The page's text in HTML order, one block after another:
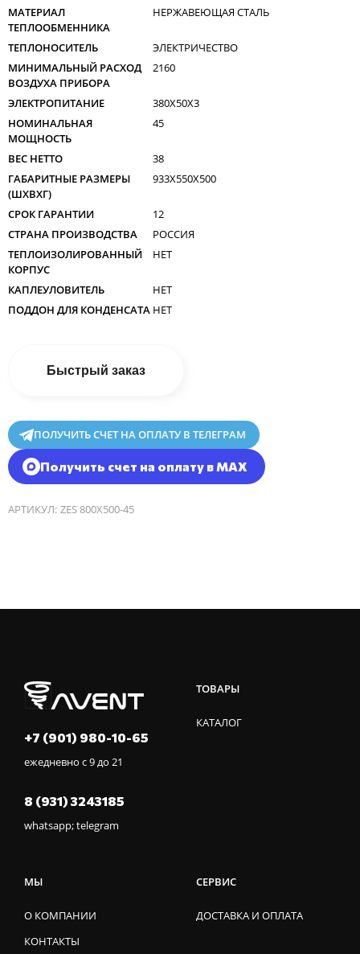
МАТЕРИАЛ
ТЕПЛООБМЕННИКА
НЕРЖАВЕЮЩАЯ СТАЛЬ
ТЕПЛОНОСИТЕЛЬ
ЭЛЕКТРИЧЕСТВО
МИНИМАЛЬНЫЙ РАСХОД
ВОЗДУХА ПРИБОРА
2160
ЭЛЕКТРОПИТАНИЕ
380X50X3
НОМИНАЛЬНАЯ
МОЩНОСТЬ
45
ВЕС НЕТТО
38
ГАБАРИТНЫЕ РАЗМЕРЫ
(ШXВXГ)
933X550X500
СРОК ГАРАНТИИ
12
СТРАНА ПРОИЗВОДСТВА
РОССИЯ
ТЕПЛОИЗОЛИРОВАННЫЙ
КОРПУС
НЕТ
КАПЛЕУЛОВИТЕЛЬ
НЕТ
ПОДДОН ДЛЯ КОНДЕНСАТА НЕТ
Быстрый заказ
ПОЛУЧИТЬ СЧЕТ НА ОПЛАТУ В ТЕЛЕГРАМ
Получить счет на оплату в MAX
АРТИКУЛ: ZES 800Х500-45
+7 (901) 980-10-65
ежедневно с 9 до 21
8 (931) 3243185
whatsapp; telegram
ТОВАРЫ
КАТАЛОГ
МЫ
О КОМПАНИИ
КОНТАКТЫ
СЕРВИС
ДОСТАВКА И ОПЛАТА